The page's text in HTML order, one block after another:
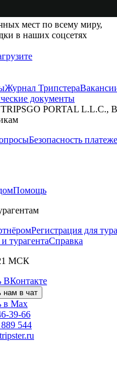
мест по всему миру,
в наших соцсетях
Журнал Трипстера
документы
PORTAL L.L.C.,
Безопасность
Помощь
Регистрация для
турагентаСправка
МСК
ВКонтакте
нам в чат
в Max
39-66
544